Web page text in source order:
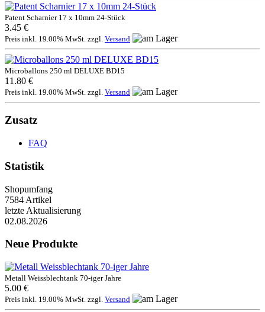
Patent Scharnier 17 x 10mm 24-Stück
3.45 €
Preis inkl. 19.00% MwSt. zzgl. Versand
Microballons 250 ml DELUXE BD15
11.80 €
Preis inkl. 19.00% MwSt. zzgl. Versand
Zusatz
FAQ
Statistik
Shopumfang
7584 Artikel
letzte Aktualisierung
02.08.2026
Neue Produkte
Metall Weissblechtank 70-iger Jahre
5.00 €
Preis inkl. 19.00% MwSt. zzgl. Versand